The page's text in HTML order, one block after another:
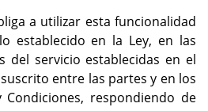
a utilizar esta funcionalidad
establecido en la Ley, en las
del servicio establecidas en el
entre las partes y en los
respondiendo de